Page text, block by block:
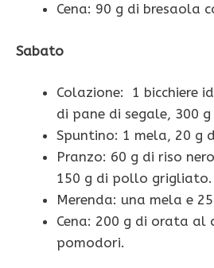
Cena: 90 g di bresaola
Sabato
Colazione: 1 bicchiere
di pane di segale, 300 g
Spuntino: 1 mela, 20 g
Pranzo: 60 g di riso
150 g di pollo grigliato.
Merenda: una mela e
Cena: 200 g di orata al
pomodori.